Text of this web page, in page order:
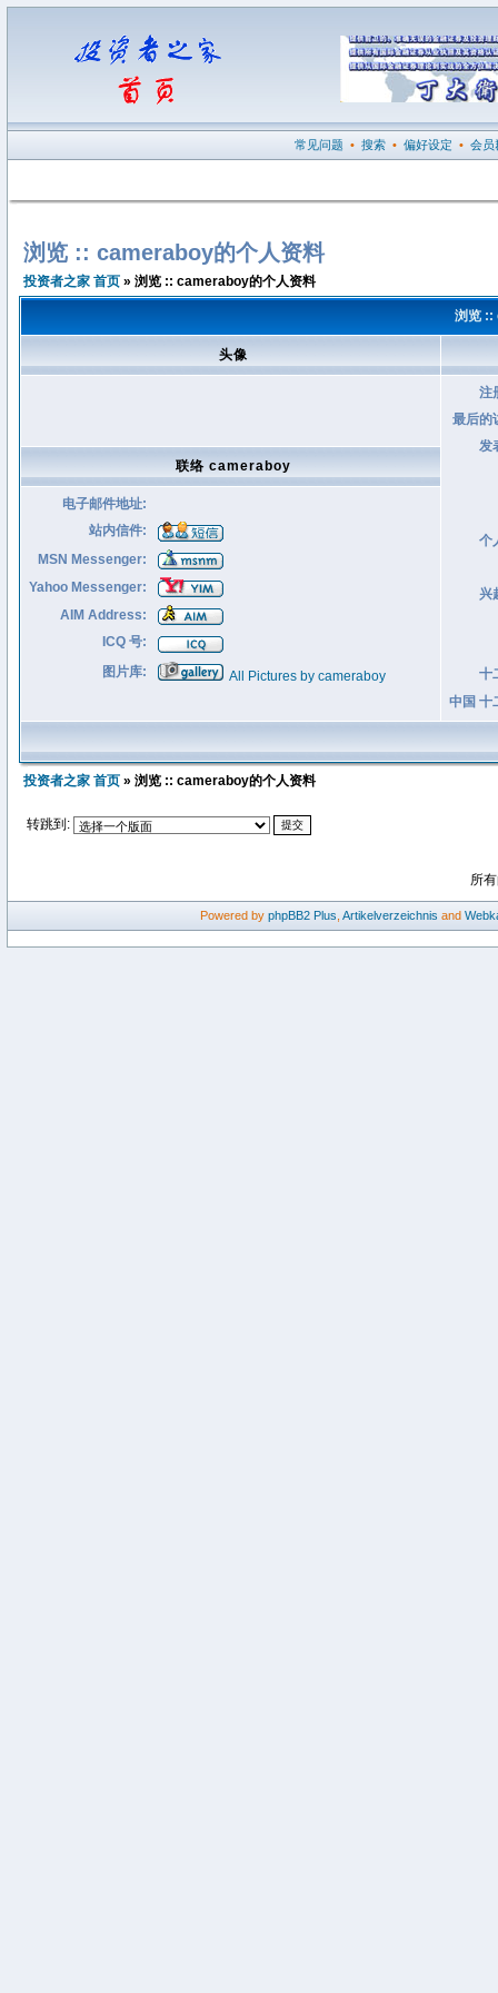
常见问题 • 搜索 • 偏好设定 • 会员
浏览 :: cameraboy的个人资料
投资者之家 首页 » 浏览 :: cameraboy的个人资料
浏览 ::
头像
注
最后的
发
个
兴
十
中国 十
联络 cameraboy
电子邮件地址:
站内信件:
MSN Messenger:
Yahoo Messenger:
AIM Address:
ICQ 号:
图片库:
All Pictures by cameraboy
投资者之家 首页 » 浏览 :: cameraboy的个人资料
转跳到:
所
Powered by phpBB2 Plus Artikelverzeichnis and